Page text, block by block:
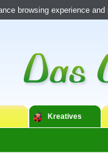
Kreatives
browsing experience